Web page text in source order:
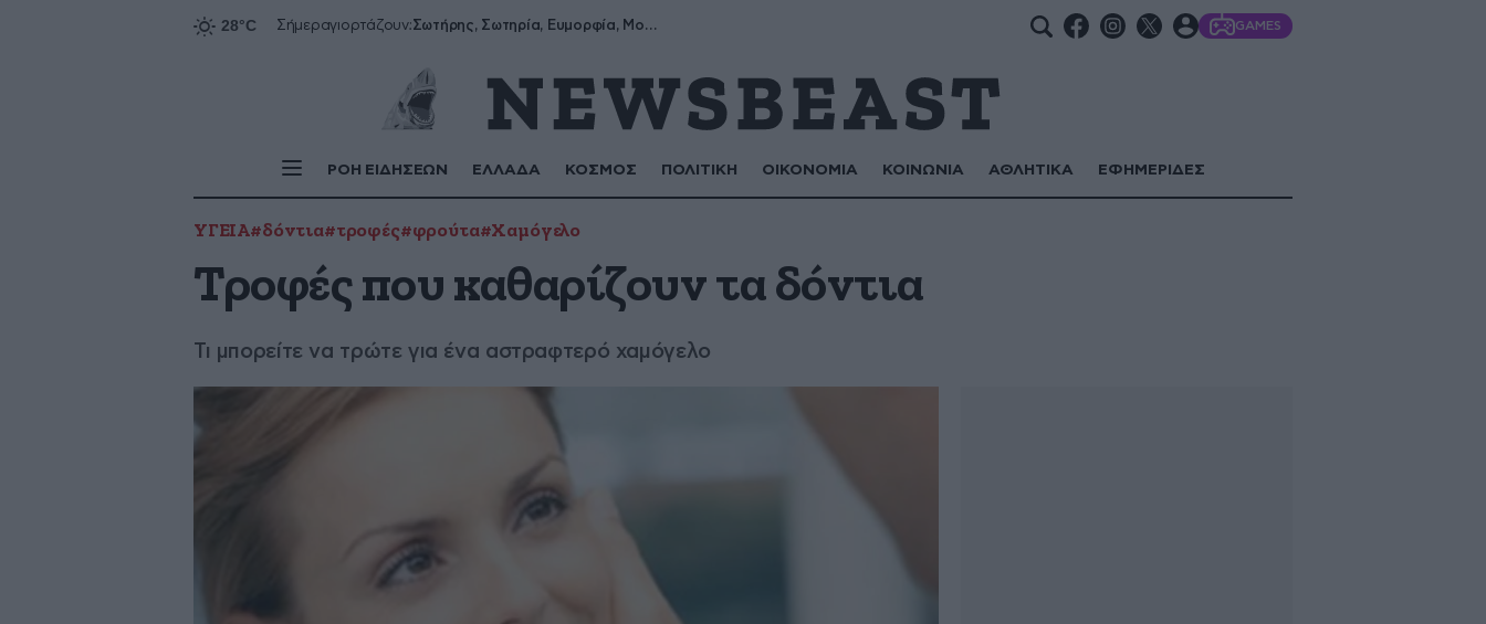
Σήμεραγιορτάζουν: Σωτήρης, Σωτηρία, Ευμορφία, Μορφούλα GAMES
ΡΟΗ ΕΙΔΗΣΕΩΝ ΕΛΛΑΔΑ ΚΟΣΜΟΣ ΠΟΛΙΤΙΚΗ ΟΙΚΟΝΟΜΙΑ ΚΟΙΝΩΝΙΑ ΑΘΛΗΤΙΚΑ ΕΦΗΜΕΡΙΔΕΣ
ΥΓΕΙΑ#δόντια#τροφές#φρούτα#Χαμόγελο
Τροφές που καθαρίζουν τα δόντια
Τι μπορείτε να τρώτε για ένα αστραφτερό χαμόγελο